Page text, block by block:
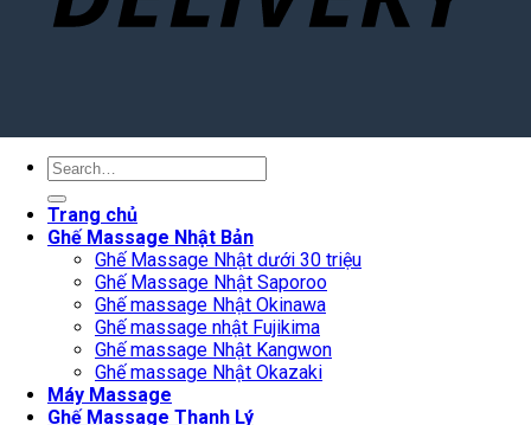
Search
Trang chủ
Ghế Massage Nhật Bản
Ghế Massage Nhật dưới 30 triệu
Ghế Massage Nhật Saporoo
Ghế massage Nhật Okinawa
Ghế massage nhật Fujikima
Ghế massage Nhật Kangwon
Ghế massage Nhật Okazaki
Máy Massage
Ghế Massage Thanh Lý